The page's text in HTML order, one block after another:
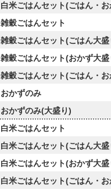
白米ごはんセット(ごはん・
雑穀ごはんセット
雑穀ごはんセット(ごはん大盛
雑穀ごはんセット(おかず大盛
雑穀ごはんセット(ごはん・
おかずのみ
おかずのみ(大盛り)
白米ごはんセット
白米ごはんセット(ごはん大盛
白米ごはんセット(おかず大盛
白米ごはんセット(ごはん・